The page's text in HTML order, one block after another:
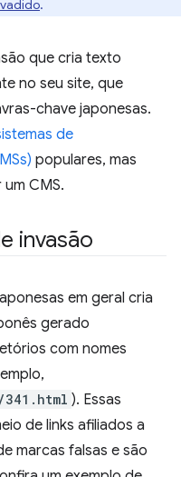
.
que cria texto
no seu site, que
chave japonesas.
de
populares, mas
CMS.
invasão
em geral cria
gerado
com nomes
). Essas
de links afiliados a
marcas falsas e são